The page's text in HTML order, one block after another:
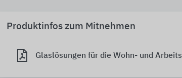
Produktinfos zum Mitnehmen
Glaslösungen für die Wohn- und